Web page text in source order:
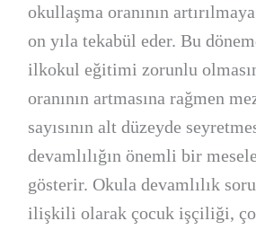
okullaşma oranının
on yıla tekabül eder. Bu
ilkokul eğitimi zorunlu
oranının artmasına rağmen
sayısının alt düzeyde
devamlılığın önemli bir
gösterir. Okula devamlılık
ilişkili olarak çocuk işçiliği,